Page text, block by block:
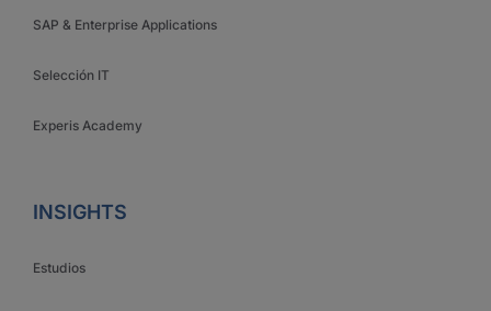
SAP & Enterprise Applications
Selección IT
Experis Academy
INSIGHTS
Estudios